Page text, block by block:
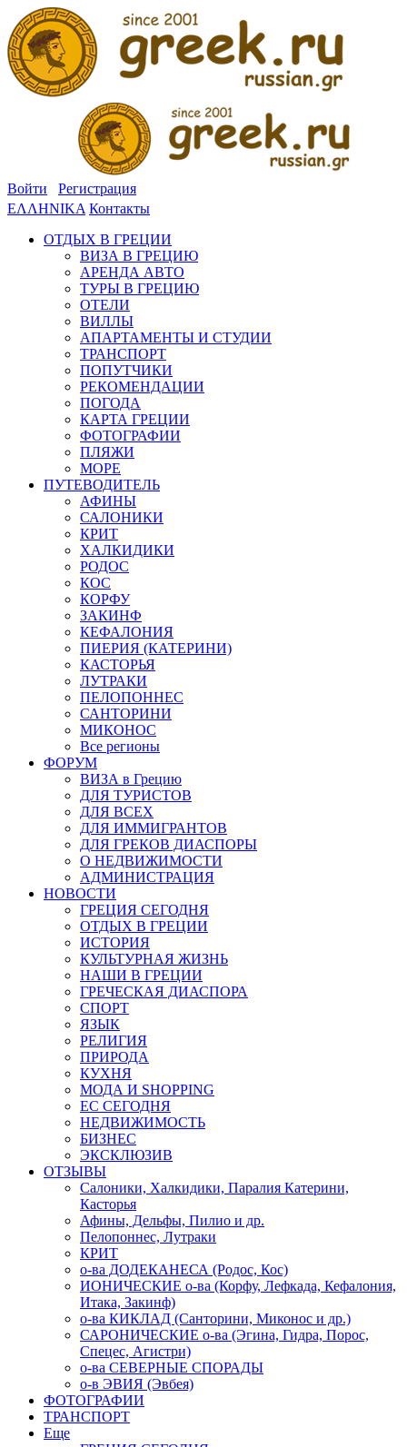
Войти
Регистрация
ΕΛΛΗΝΙΚΑ Контакты
ОТДЫХ В ГРЕЦИИ
ВИЗА В ГРЕЦИЮ
АРЕНДА АВТО
ТУРЫ В ГРЕЦИЮ
ОТЕЛИ
ВИЛЛЫ
АПАРТАМЕНТЫ И СТУДИИ
ТРАНСПОРТ
ПОПУТЧИКИ
РЕКОМЕНДАЦИИ
ПОГОДА
КАРТА ГРЕЦИИ
ФОТОГРАФИИ
ПЛЯЖИ
МОРЕ
ПУТЕВОДИТЕЛЬ
АФИНЫ
САЛОНИКИ
КРИТ
ХАЛКИДИКИ
РОДОС
КОС
КОРФУ
ЗАКИНФ
КЕФАЛОНИЯ
ПИЕРИЯ (КАТЕРИНИ)
КАСТОРЬЯ
ЛУТРАКИ
ПЕЛОПОННЕС
САНТОРИНИ
МИКОНОС
Все регионы
ФОРУМ
ВИЗА в Грецию
ДЛЯ ТУРИСТОВ
ДЛЯ ВСЕХ
ДЛЯ ИММИГРАНТОВ
ДЛЯ ГРЕКОВ ДИАСПОРЫ
О НЕДВИЖИМОСТИ
АДМИНИСТРАЦИЯ
НОВОСТИ
ГРЕЦИЯ СЕГОДНЯ
ОТДЫХ В ГРЕЦИИ
ИСТОРИЯ
КУЛЬТУРНАЯ ЖИЗНЬ
НАШИ В ГРЕЦИИ
ГРЕЧЕСКАЯ ДИАСПОРА
СПОРТ
ЯЗЫК
РЕЛИГИЯ
ПРИРОДА
КУХНЯ
МОДА И SHOPPING
ЕС СЕГОДНЯ
НЕДВИЖИМОСТЬ
БИЗНЕС
ЭКСКЛЮЗИВ
ОТЗЫВЫ
Салоники, Халкидики, Паралия Катерини,
Касторья
Афины, Дельфы, Пилио и др.
Пелопоннес, Лутраки
КРИТ
о-ва ДОДЕКАНЕСА (Родос, Кос)
ИОНИЧЕСКИЕ о-ва (Корфу, Лефкада, Кефалония,
Итака, Закинф)
о-ва КИКЛАД (Санторини, Миконос и др.)
САРОНИЧЕСКИЕ о-ва (Эгина, Гидра, Порос,
Спецес, Агистри)
о-ва СЕВЕРНЫЕ СПОРАДЫ
о-в ЭВИЯ (Эвбея)
ФОТОГРАФИИ
ТРАНСПОРТ
Еще